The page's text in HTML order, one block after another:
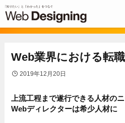
Web業界における転
2019年12月20日
上流工程まで遂行できる人材の
Webディレクターは希少人材に